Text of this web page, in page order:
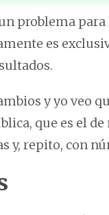
problema
es
y yo veo
que es el
y, repito, con